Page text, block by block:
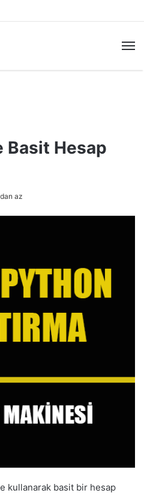
Basit Hesap
az
kullanarak basit bir hesap